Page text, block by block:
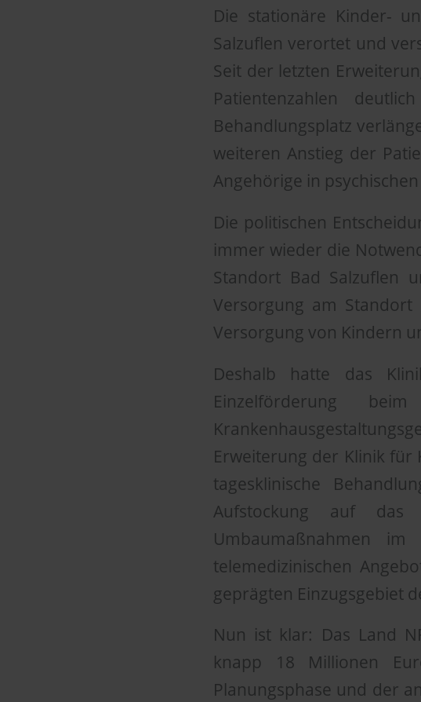
Die stationäre Kinder-
Salzuflen verortet und
Seit der letzten
Patientenzahlen
Behandlungsplatz
weiteren Anstieg der
Angehörige in
Die politischen
immer wieder die
Standort Bad Salzuflen
Versorgung am Standort
Versorgung von Kindern
Deshalb hatte das
Einzelförderung
Erweiterung der Klinik für
tagesklinische
Aufstockung auf
Umbaumaßnahmen
telemedizinischen
geprägten Einzugsgebiet
Nun ist klar: Das Land
knapp 18 Millionen
Planungsphase und der